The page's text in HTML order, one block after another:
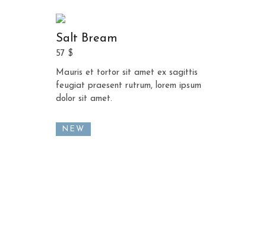
Salt Bream
57 $
Mauris et tortor sit amet ex sagittis
feugiat praesent rutrum, lorem ipsum
dolor sit amet.
NEW